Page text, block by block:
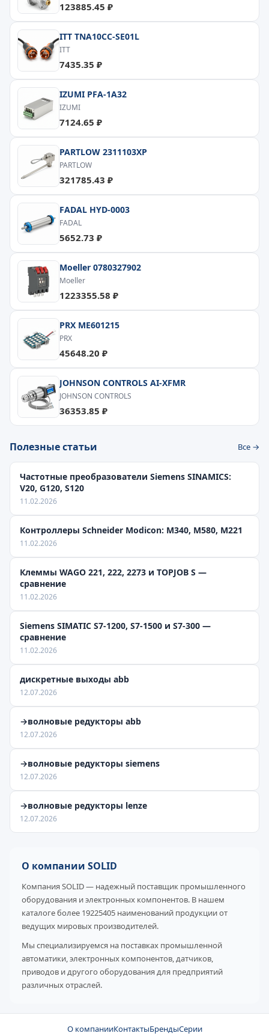
123885.45 ₽
ITT TNA10CC-SE01L
ITT
7435.35 ₽
IZUMI PFA-1A32
IZUMI
7124.65 ₽
PARTLOW 2311103XP
PARTLOW
321785.43 ₽
FADAL HYD-0003
FADAL
5652.73 ₽
Moeller 0780327902
Moeller
1223355.58 ₽
PRX ME601215
PRX
45648.20 ₽
JOHNSON CONTROLS AI-XFMR
JOHNSON CONTROLS
36353.85 ₽
Полезные статьи Все →
Частотные преобразователи Siemens SINAMICS:
V20, G120, S120
11.02.2026
Контроллеры Schneider Modicon: M340, M580, M221
11.02.2026
Клеммы WAGO 221, 222, 2273 и TOPJOB S —
сравнение
11.02.2026
Siemens SIMATIC S7-1200, S7-1500 и S7-300 —
сравнение
11.02.2026
дискретные выходы abb
12.07.2026
→волновые редукторы abb
12.07.2026
→волновые редукторы siemens
12.07.2026
→волновые редукторы lenze
12.07.2026
О компании SOLID
Компания SOLID — надежный поставщик промышленного
оборудования и электронных компонентов. В нашем
каталоге более 19225405 наименований продукции от
ведущих мировых производителей.
Мы специализируемся на поставках промышленной
автоматики, электронных компонентов, датчиков,
приводов и другого оборудования для предприятий
различных отраслей.
О компанииКонтактыБрендыСерии